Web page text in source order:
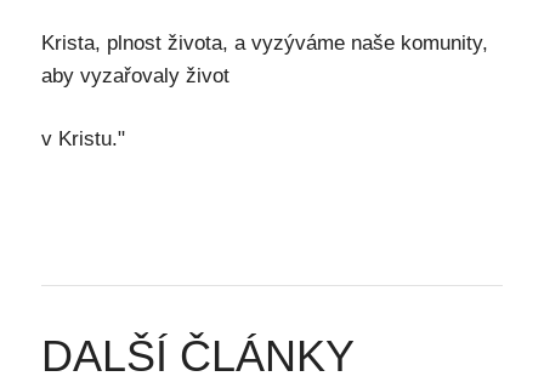
Krista, plnost života, a vyzýváme naše komunity,
aby vyzařovaly život
v Kristu."
DALŠÍ ČLÁNKY